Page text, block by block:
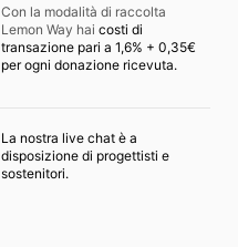
Con la modalità di raccolta
Lemon Way hai costi di
transazione pari a 1,6% + 0,35€
per ogni donazione ricevuta.
La nostra live chat è a
disposizione di progettisti e
sostenitori.